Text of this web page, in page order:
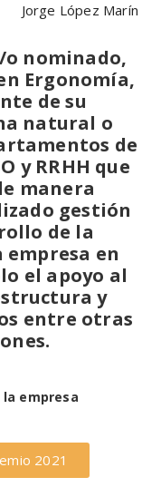
Jorge López Marín
o nominado,
Ergonomía,
de su
natural o
de
y RRHH que
manera
gestión
de la
en
el apoyo al
y
entre otras
empresa
2021